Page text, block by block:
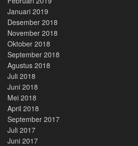
Januari 2019
Desember 2018
November 2018
Oktober 2018
September 2018
Agustus 2018
Juli 2018
Juni 2018
Mei 2018
April 2018
September 2017
Juli 2017
Juni 2017